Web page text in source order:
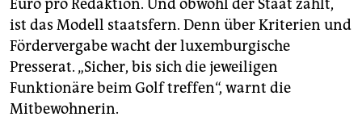
Euro pro Redaktion. Und obwohl der Staat zahlt,
ist das Modell staatsfern. Denn über Kriterien und
Fördervergabe wacht der luxemburgische
Presserat. „Sicher, bis sich die jeweiligen
Funktionäre beim Golf treffen“, warnt die
Mitbewohnerin.